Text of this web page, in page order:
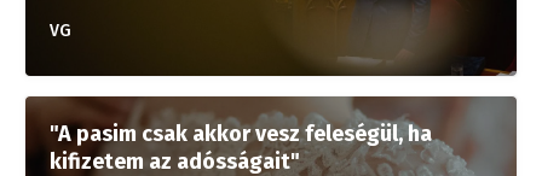
VG
"A pasim csak akkor vesz feleségül, ha
kifizetem az adósságait"